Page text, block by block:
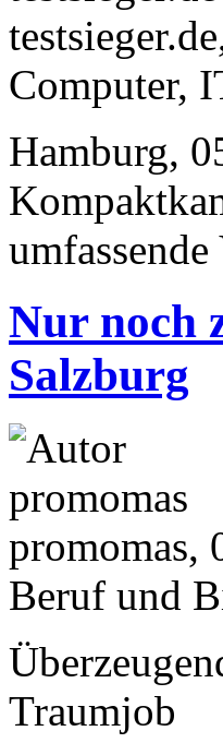
Computer,
Hamburg,
Nur noch
Salzburg
promomas,
Beruf und
Traumjob